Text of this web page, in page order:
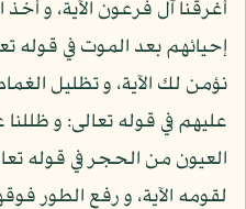
أغرقنا آل فرعون الآية، و
إحيائهم بعد الموت في قوله
نؤمن لك الآية، و تظليل
عليهم في قوله تعالى: و ظللنا
العيون من الحجر في قوله
لقومه الآية، و رفع الطور